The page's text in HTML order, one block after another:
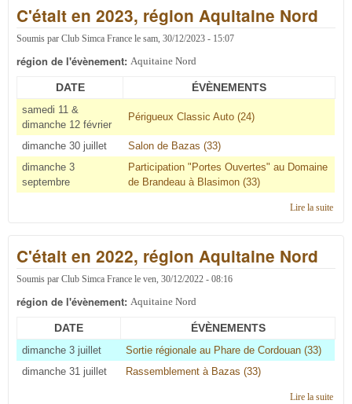
C'était en 2023, région Aquitaine Nord
Soumis par Club Simca France le sam, 30/12/2023 - 15:07
région de l'évènement: Aquitaine Nord
DATE ÉVÈNEMENTS
samedi 11 &
dimanche 12 février
Périgueux Classic Auto (24)
dimanche 30 juillet
Salon de Bazas (33)
dimanche 3
septembre
Participation "Portes Ouvertes" au Domaine
de Brandeau à Blasimon (33)
Lire la suitede
C'était en 2022, région Aquitaine Nord
Soumis par Club Simca France le ven, 30/12/2022 - 08:16
région de l'évènement: Aquitaine Nord
DATE ÉVÈNEMENTS
dimanche 3 juillet
Sortie régionale au Phare de Cordouan (33)
dimanche 31 juillet
Rassemblement à Bazas (33)
Lire la suitede